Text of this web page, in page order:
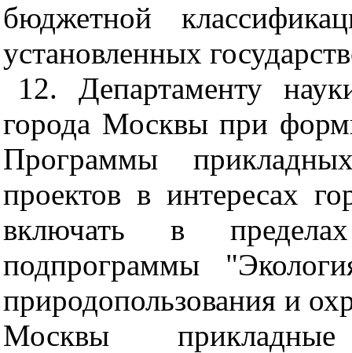
бюджетной
установленных
12. Департаменту
города Москвы при
Программы
проектов в интересах
включать в
подпрограммы
природопользования и
Москвы